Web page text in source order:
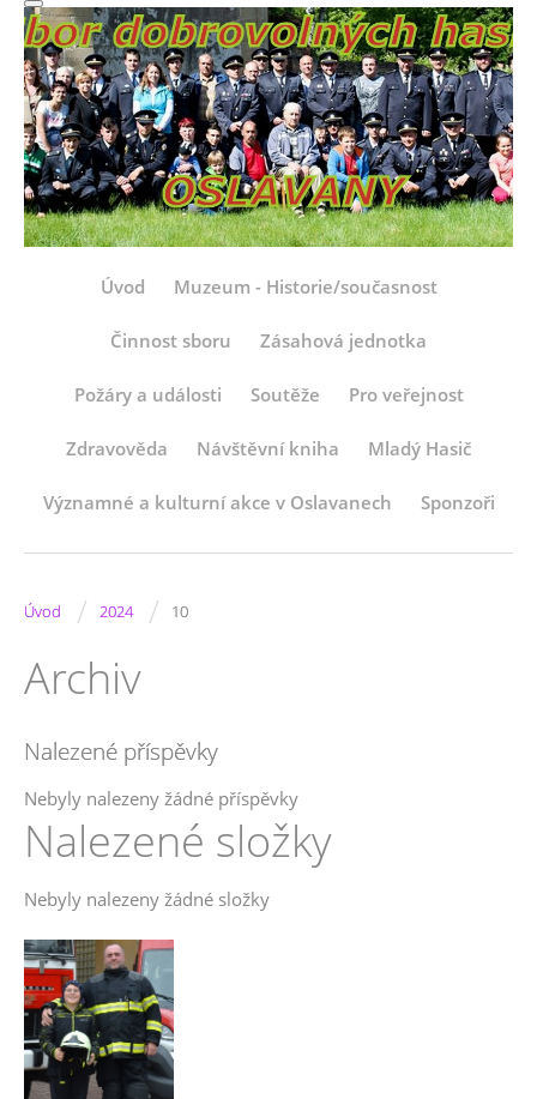
Úvod Muzeum - Historie/současnost
Činnost sboru Zásahová jednotka
Požáry a události Soutěže Pro veřejnost
Zdravověda Návštěvní kniha Mladý Hasič
Významné a kulturní akce v Oslavanech Sponzoři
Úvod / 2024 / 10
Archiv
Nalezené příspěvky
Nebyly nalezeny žádné příspěvky
Nalezené složky
Nebyly nalezeny žádné složky